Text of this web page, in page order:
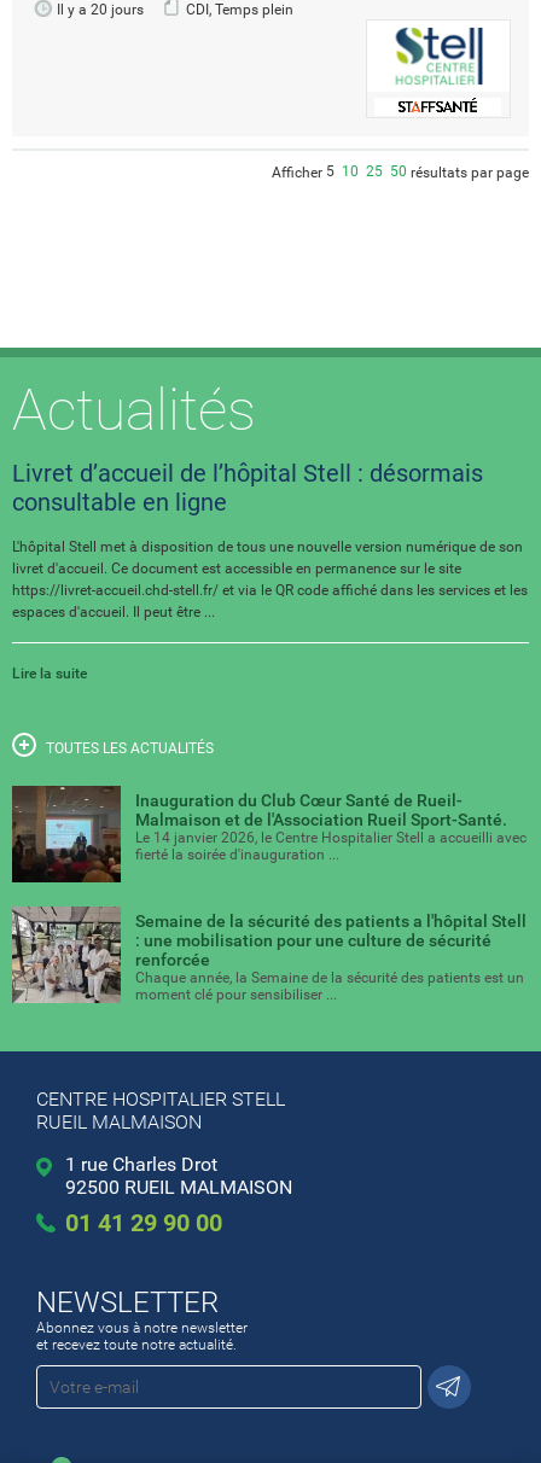
Il y a 20 jours CDI, Temps plein
Afficher 5 10 25 50 résultats par page
Actualités
Livret d’accueil de l’hôpital Stell : désormais
consultable en ligne
L'hôpital Stell met à disposition de tous une nouvelle version numérique de son
livret d'accueil. Ce document est accessible en permanence sur le site
https://livret-accueil.chd-stell.fr/ et via le QR code affiché dans les services et les
espaces d'accueil. Il peut être ...
Lire la suite
TOUTES LES ACTUALITÉS
Inauguration du Club Cœur Santé de Rueil-
Malmaison et de l'Association Rueil Sport-Santé.
Le 14 janvier 2026, le Centre Hospitalier Stell a accueilli avec
fierté la soirée d'inauguration ...
Semaine de la sécurité des patients a l'hôpital Stell
: une mobilisation pour une culture de sécurité
renforcée
Chaque année, la Semaine de la sécurité des patients est un
moment clé pour sensibiliser ...
CENTRE HOSPITALIER STELL
RUEIL MALMAISON
1 rue Charles Drot
92500 RUEIL MALMAISON
01 41 29 90 00
NEWSLETTER
Abonnez vous à notre newsletter
et recevez toute notre actualité.